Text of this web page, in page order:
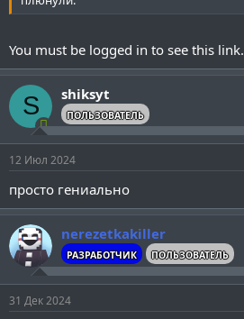
You must be logged in to see this link.
S shiksyt
ПОЛЬЗОВАТЕЛЬ
12 Июл 2024
просто гениально
nerezetkakiller
РАЗРАБОТЧИК ПОЛЬЗОВАТЕЛЬ
31 Дек 2024